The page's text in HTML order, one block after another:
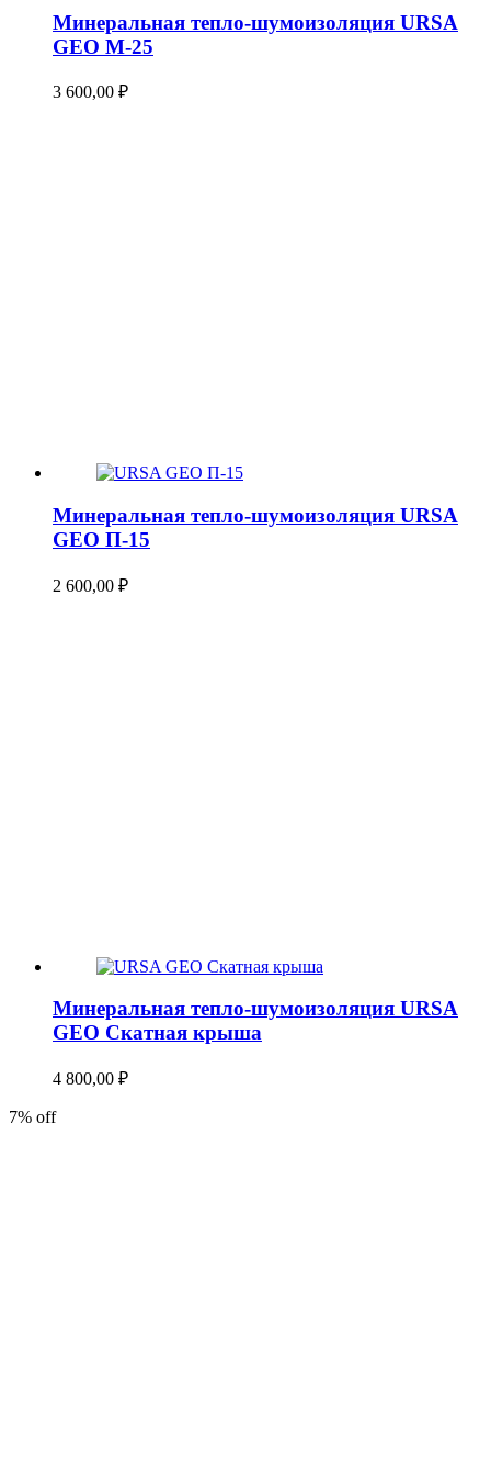
Минеральная тепло-шумоизоляция URSA
GEO М-25
3 600,00 ₽
Минеральная тепло-шумоизоляция URSA
GEO П-15
2 600,00 ₽
Минеральная тепло-шумоизоляция URSA
GEO Скатная крыша
4 800,00 ₽
7% off